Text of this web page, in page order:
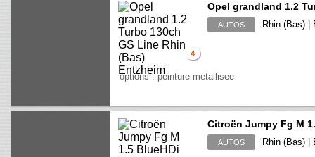
4
Opel grandland 1.2
AUTOS Rhin (Bas) |
options : peinture metallisee
Citroën Jumpy Fg M
AUTOS Rhin (Bas) |